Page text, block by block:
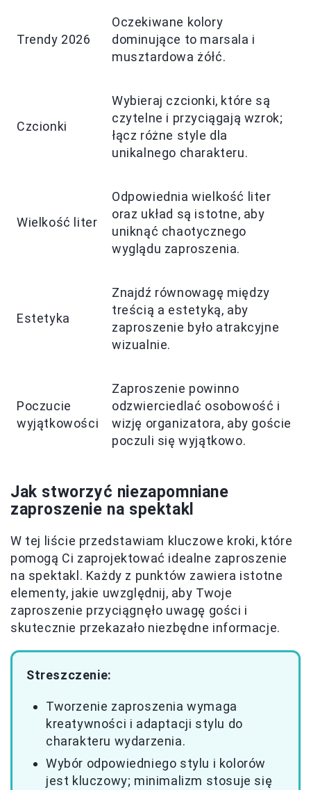
Trendy 2026
Oczekiwane kolory
dominujące to marsala i
musztardowa żółć.
Czcionki
Wybieraj czcionki, które są
czytelne i przyciągają wzrok;
łącz różne style dla
unikalnego charakteru.
Wielkość liter
Odpowiednia wielkość liter
oraz układ są istotne, aby
uniknąć chaotycznego
wyglądu zaproszenia.
Estetyka
Znajdź równowagę między
treścią a estetyką, aby
zaproszenie było atrakcyjne
wizualnie.
Poczucie
wyjątkowości
Zaproszenie powinno
odzwierciedlać osobowość i
wizję organizatora, aby goście
poczuli się wyjątkowo.
Jak stworzyć niezapomniane
zaproszenie na spektakl
W tej liście przedstawiam kluczowe kroki, które
pomogą Ci zaprojektować idealne zaproszenie
na spektakl. Każdy z punktów zawiera istotne
elementy, jakie uwzględnij, aby Twoje
zaproszenie przyciągnęło uwagę gości i
skutecznie przekazało niezbędne informacje.
Streszczenie:
Tworzenie zaproszenia wymaga
kreatywności i adaptacji stylu do
charakteru wydarzenia.
Wybór odpowiedniego stylu i kolorów
jest kluczowy; minimalizm stosuje się